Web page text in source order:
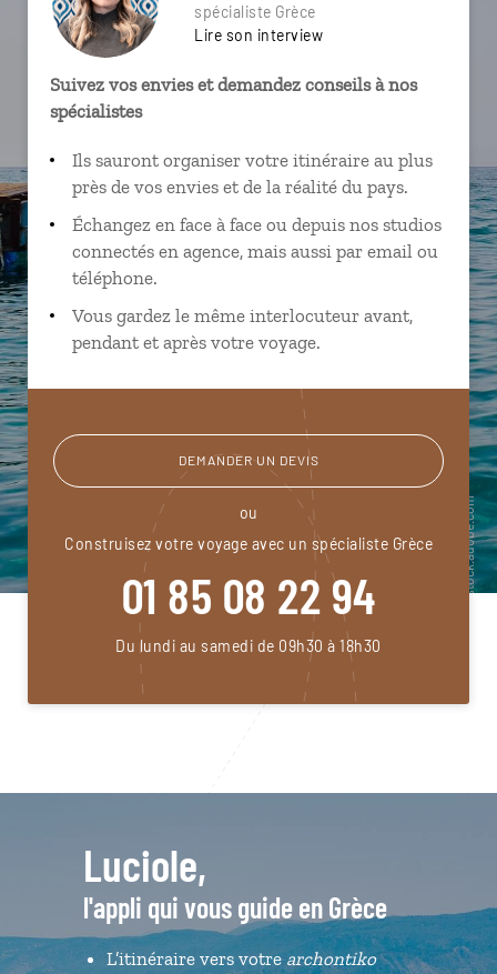
spécialiste Grèce
Lire son interview
Suivez vos envies et demandez conseils à nos
spécialistes
Ils sauront organiser votre itinéraire au plus
près de vos envies et de la réalité du pays.
Échangez en face à face ou depuis nos studios
connectés en agence, mais aussi par email ou
téléphone.
Vous gardez le même interlocuteur avant,
pendant et après votre voyage.
DEMANDER UN DEVIS
ou
Construisez votre voyage avec un spécialiste Grèce
01 85 08 22 94
Du lundi au samedi de 09h30 à 18h30
Luciole,
l'appli qui vous guide en Grèce
L’itinéraire vers votre archontiko